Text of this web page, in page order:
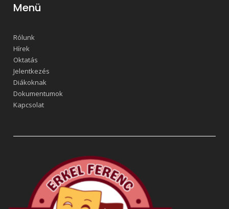
Menü
Rólunk
Hírek
Oktatás
Jelentkezés
Diákoknak
Dokumentumok
Kapcsolat